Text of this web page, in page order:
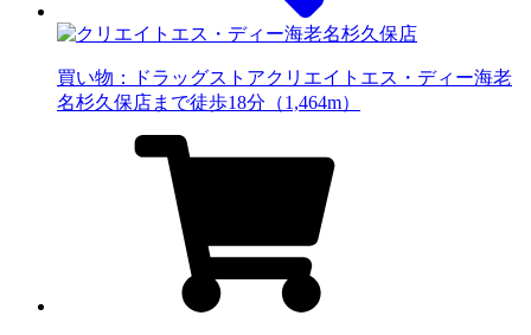
買い物：ドラッグストアクリエイトエス・ディー海老
名杉久保店まで徒歩18分（1,464m）